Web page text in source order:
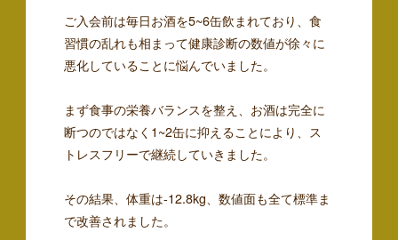
ご入会前は毎日お酒を5~6缶飲まれており、食
習慣の乱れも相まって健康診断の数値が徐々に
悪化していることに悩んでいました。
まず食事の栄養バランスを整え、お酒は完全に
断つのではなく1~2缶に抑えることにより、ス
トレスフリーで継続していきました。
その結果、体重は-12.8kg、数値面も全て標準ま
で改善されました。